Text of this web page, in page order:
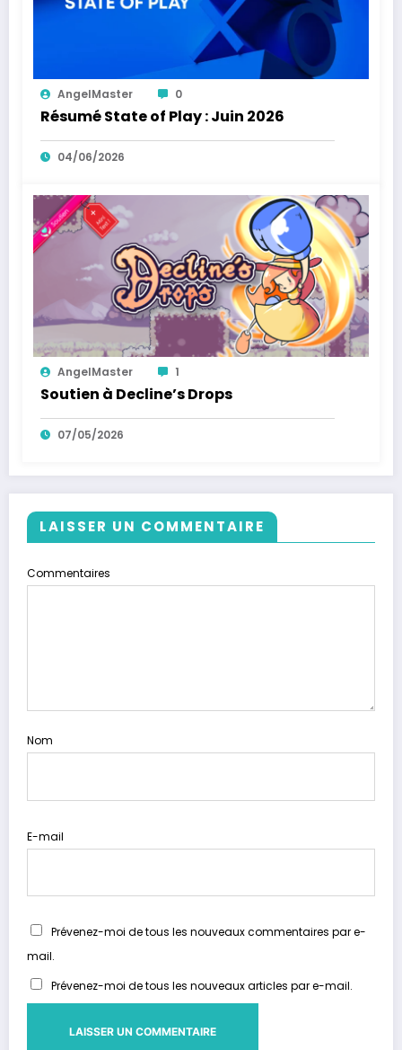
AngelMaster 0
Résumé State of Play : Juin 2026
04/06/2026
AngelMaster 1
Soutien à Decline’s Drops
07/05/2026
LAISSER UN COMMENTAIRE
Commentaires
Nom
E-mail
Prévenez-moi de tous les nouveaux commentaires par e-
mail.
Prévenez-moi de tous les nouveaux articles par e-mail.